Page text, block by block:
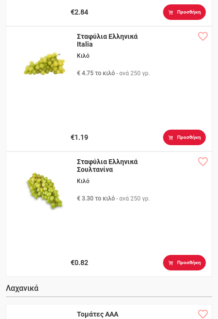
€2.84 Προσθήκη
Σταφύλια Ελληνικά
Italia
Κιλό
€ 4.75 το κιλό - ανά250 γρ.
€1.19 Προσθήκη
Σταφύλια Ελληνικά
Σουλτανίνα
Κιλό
€ 3.30 το κιλό - ανά250 γρ.
€0.82 Προσθήκη
Λαχανικά
Τομάτες ΑΑΑ